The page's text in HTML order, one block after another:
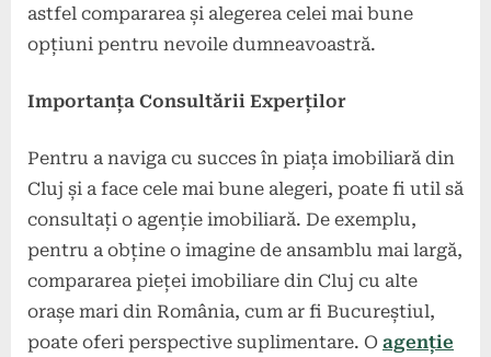
astfel compararea și alegerea celei mai bune
opțiuni pentru nevoile dumneavoastră.
Importanța Consultării Experților
Pentru a naviga cu succes în piața imobiliară din
Cluj și a face cele mai bune alegeri, poate fi util să
consultați o agenție imobiliară. De exemplu,
pentru a obține o imagine de ansamblu mai largă,
compararea pieței imobiliare din Cluj cu alte
orașe mari din România, cum ar fi Bucureștiul,
poate oferi perspective suplimentare. O agenție